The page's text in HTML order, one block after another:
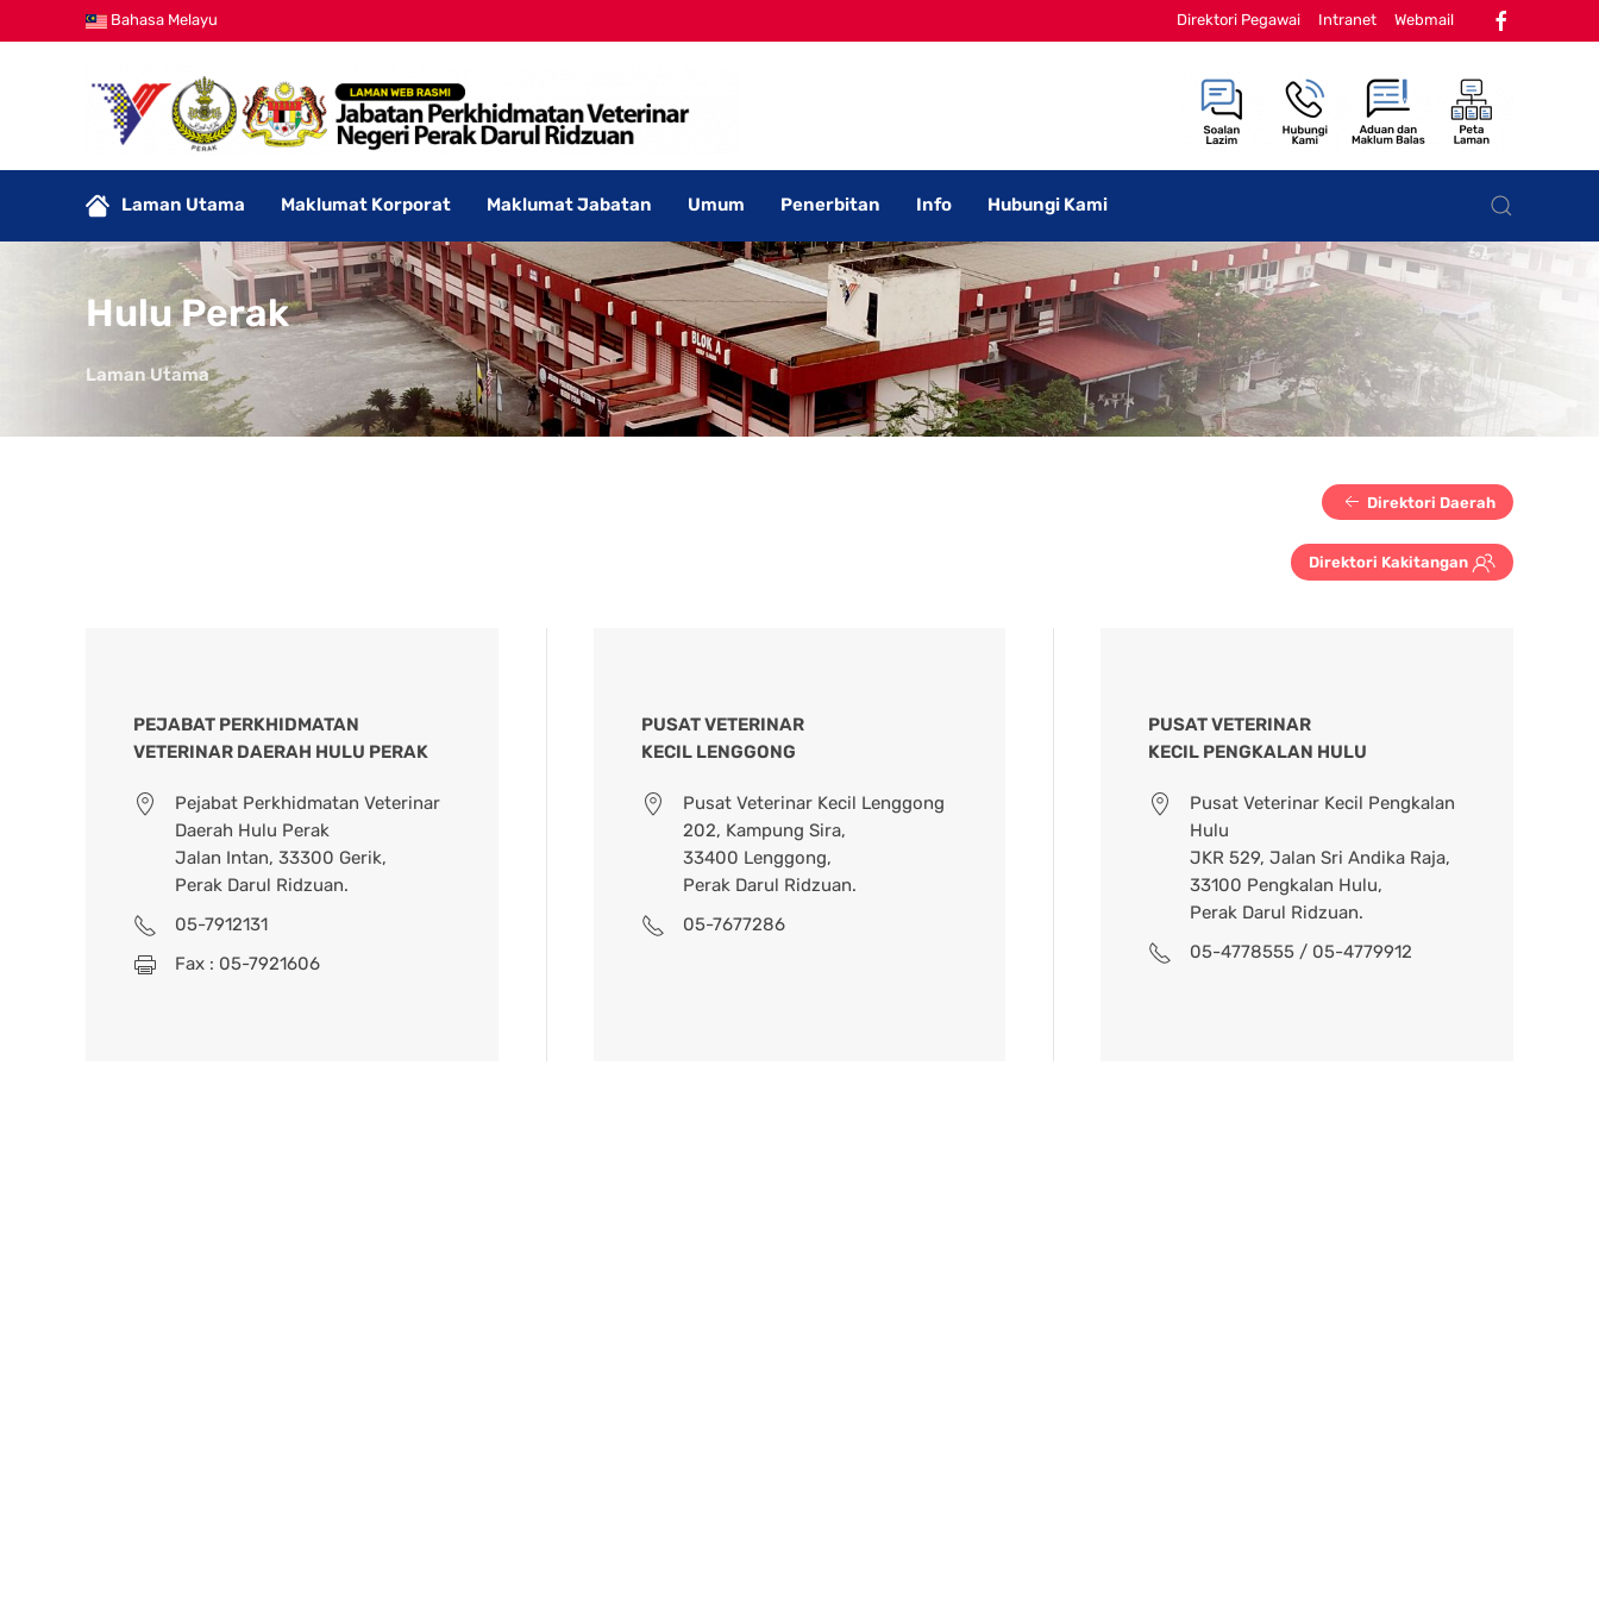
Bahasa Melayu Direktori Pegawai Intranet Webmail
Laman Utama Maklumat Korporat Maklumat Jabatan Umum Penerbitan Info Hubungi Kami
Hulu Perak
Laman Utama
Direktori Daerah
Direktori Kakitangan
PEJABAT PERKHIDMATAN
VETERINAR DAERAH HULU PERAK
Pejabat Perkhidmatan Veterinar
Daerah Hulu Perak
Jalan Intan, 33300 Gerik,
Perak Darul Ridzuan.
05-7912131
Fax : 05-7921606
PUSAT VETERINAR
KECIL LENGGONG
Pusat Veterinar Kecil Lenggong
202, Kampung Sira,
33400 Lenggong,
Perak Darul Ridzuan.
05-7677286
PUSAT VETERINAR
KECIL PENGKALAN HULU
Pusat Veterinar Kecil Pengkalan
Hulu
JKR 529, Jalan Sri Andika Raja,
33100 Pengkalan Hulu,
Perak Darul Ridzuan.
05-4778555 / 05-4779912